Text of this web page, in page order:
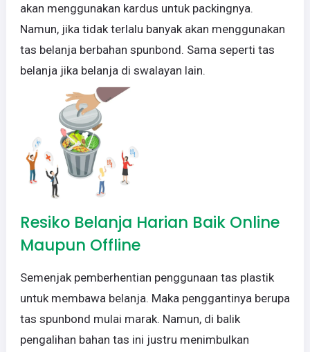
akan menggunakan kardus untuk packingnya.
Namun, jika tidak terlalu banyak akan menggunakan
tas belanja berbahan spunbond. Sama seperti tas
belanja jika belanja di swalayan lain.
Resiko Belanja Harian Baik Online
Maupun Offline
Semenjak pemberhentian penggunaan tas plastik
untuk membawa belanja. Maka penggantinya berupa
tas spunbond mulai marak. Namun, di balik
pengalihan bahan tas ini justru menimbulkan